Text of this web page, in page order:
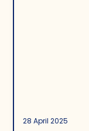
28 April 2025